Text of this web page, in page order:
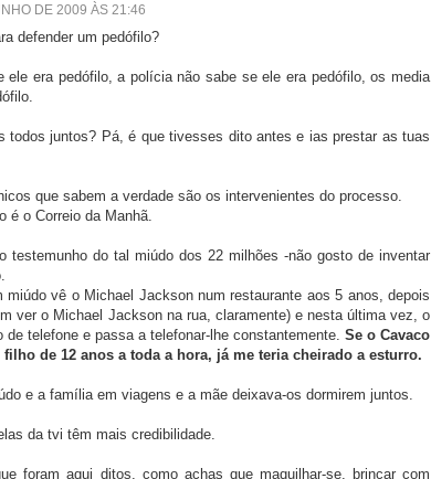
DE 2009 ÀS 21:46
defender um pedófilo?
ele era pedófilo, a polícia não sabe se ele era pedófilo, os media
todos juntos? Pá, é que tivesses dito antes e ias prestar as tuas
que sabem a verdade são os intervenientes do processo.
é o Correio da Manhã.
testemunho do tal miúdo dos 22 milhões -não gosto de inventar
miúdo vê o Michael Jackson num restaurante aos 5 anos, depois
ver o Michael Jackson na rua, claramente) e nesta última vez, o
telefone e passa a telefonar-lhe constantemente. Se o Cavaco
de 12 anos a toda a hora, já me teria cheirado a esturro.
e a família em viagens e a mãe deixava-os dormirem juntos.
da tvi têm mais credibilidade.
foram aqui ditos, como achas que maquilhar-se, brincar com